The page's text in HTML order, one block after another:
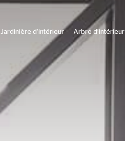
Jardinière d’intérieur Arbre d’intérieur